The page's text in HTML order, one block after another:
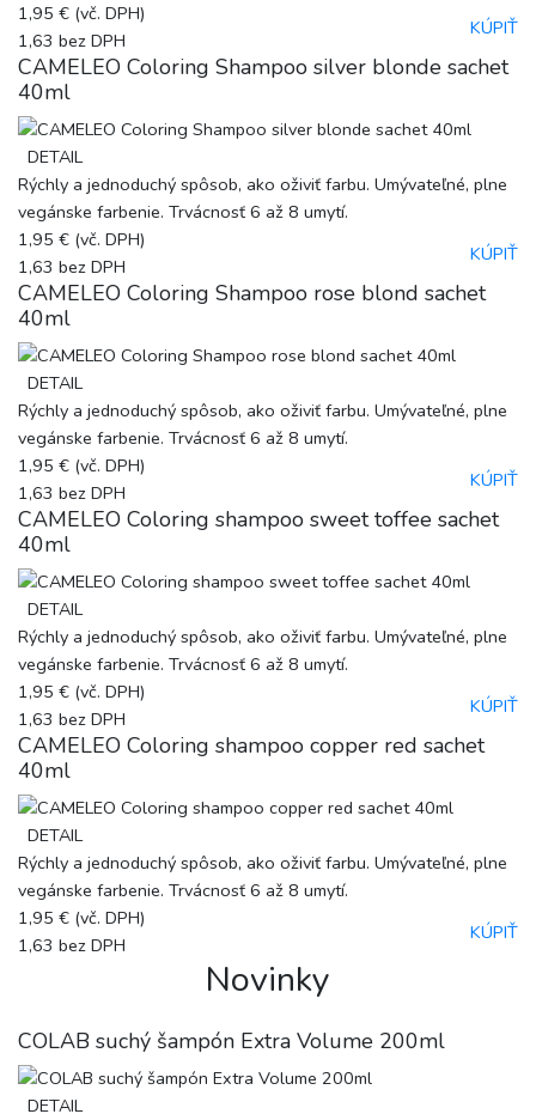
1,95 € (vč. DPH)
1,63 bez DPH
KÚPIŤ
CAMELEO Coloring Shampoo silver blonde sachet
40ml
DETAIL
Rýchly a jednoduchý spôsob, ako oživiť farbu. Umývateľné, plne
vegánske farbenie. Trvácnosť 6 až 8 umytí.
1,95 € (vč. DPH)
1,63 bez DPH
KÚPIŤ
CAMELEO Coloring Shampoo rose blond sachet
40ml
DETAIL
Rýchly a jednoduchý spôsob, ako oživiť farbu. Umývateľné, plne
vegánske farbenie. Trvácnosť 6 až 8 umytí.
1,95 € (vč. DPH)
1,63 bez DPH
KÚPIŤ
CAMELEO Coloring shampoo sweet toffee sachet
40ml
DETAIL
Rýchly a jednoduchý spôsob, ako oživiť farbu. Umývateľné, plne
vegánske farbenie. Trvácnosť 6 až 8 umytí.
1,95 € (vč. DPH)
1,63 bez DPH
KÚPIŤ
CAMELEO Coloring shampoo copper red sachet
40ml
DETAIL
Rýchly a jednoduchý spôsob, ako oživiť farbu. Umývateľné, plne
vegánske farbenie. Trvácnosť 6 až 8 umytí.
1,95 € (vč. DPH)
1,63 bez DPH
KÚPIŤ
Novinky
COLAB suchý šampón Extra Volume 200ml
DETAIL